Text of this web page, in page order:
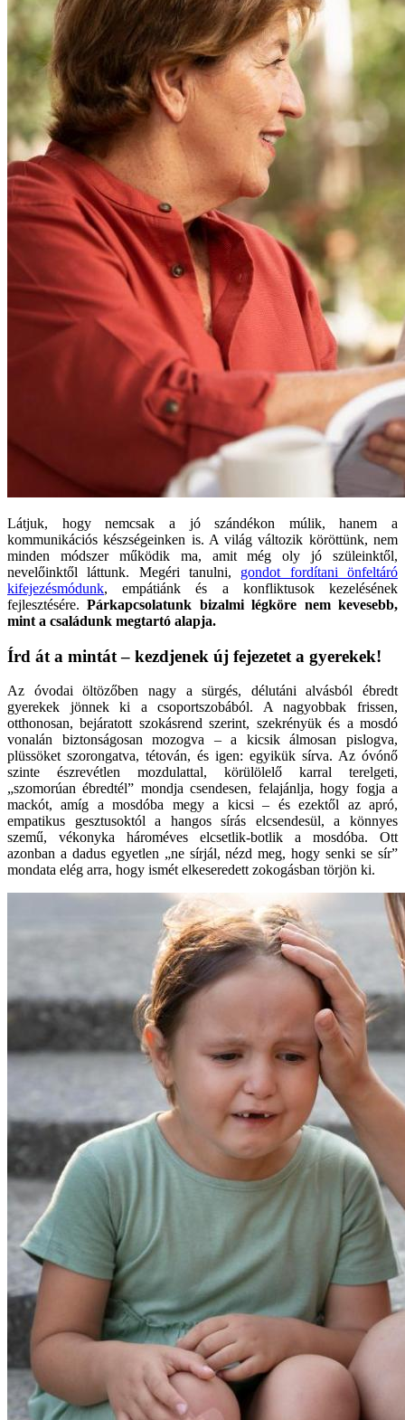
Látjuk, hogy nemcsak a jó szándékon múlik, hanem a
kommunikációs készségeinken is. A világ változik köröttünk, nem
minden módszer működik ma, amit még oly jó szüleinktől,
nevelőinktől láttunk. Megéri tanulni, gondot fordítani önfeltáró
kifejezésmódunk, empátiánk és a konfliktusok kezelésének
fejlesztésére.Párkapcsolatunk bizalmi légköre nem kevesebb,
mint a családunk megtartó alapja.
Írd át a mintát – kezdjenek új fejezetet a gyerekek!
Az óvodai öltözőben nagy a sürgés, délutáni alvásból ébredt
gyerekek jönnek ki a csoportszobából. A nagyobbak frissen,
otthonosan, bejáratott szokásrend szerint, szekrényük és a mosdó
vonalán biztonságosan mozogva – a kicsik álmosan pislogva,
plüssöket szorongatva, tétován, és igen: egyikük sírva. Az óvónő
szinte észrevétlen mozdulattal, körülölelő karral terelgeti,
„szomorúan ébredtél” mondja csendesen, felajánlja, hogy fogja a
mackót, amíg a mosdóba megy a kicsi – és ezektől az apró,
empatikus gesztusoktól a hangos sírás elcsendesül, a könnyes
szemű, vékonyka hároméves elcsetlik-botlik a mosdóba. Ott
azonban a dadus egyetlen „ne sírjál, nézd meg, hogy senki se sír”
mondata elég arra, hogy ismét elkeseredett zokogásban törjön ki.